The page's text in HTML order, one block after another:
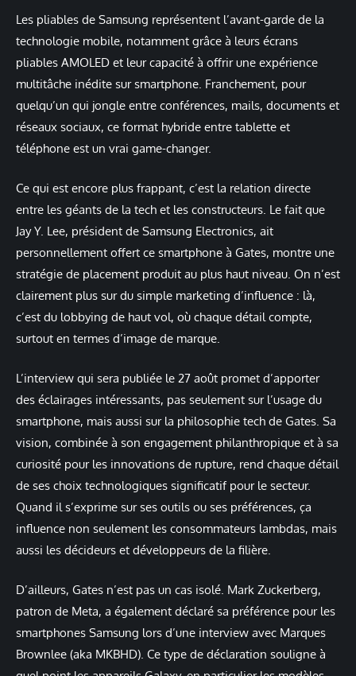
Les pliables de Samsung représentent l’avant-garde de la
technologie mobile, notamment grâce à leurs écrans
pliables AMOLED et leur capacité à offrir une expérience
multitâche inédite sur smartphone. Franchement, pour
quelqu’un qui jongle entre conférences, mails, documents et
réseaux sociaux, ce format hybride entre tablette et
téléphone est un vrai game-changer.
Ce qui est encore plus frappant, c’est la relation directe
entre les géants de la tech et les constructeurs. Le fait que
Jay Y. Lee, président de Samsung Electronics, ait
personnellement offert ce smartphone à Gates, montre une
stratégie de placement produit au plus haut niveau. On n’est
clairement plus sur du simple marketing d’influence : là,
c’est du lobbying de haut vol, où chaque détail compte,
surtout en termes d’image de marque.
L’interview qui sera publiée le 27 août promet d’apporter
des éclairages intéressants, pas seulement sur l’usage du
smartphone, mais aussi sur la philosophie tech de Gates. Sa
vision, combinée à son engagement philanthropique et à sa
curiosité pour les innovations de rupture, rend chaque détail
de ses choix technologiques significatif pour le secteur.
Quand il s’exprime sur ses outils ou ses préférences, ça
influence non seulement les consommateurs lambdas, mais
aussi les décideurs et développeurs de la filière.
D’ailleurs, Gates n’est pas un cas isolé. Mark Zuckerberg,
patron de Meta, a également déclaré sa préférence pour les
smartphones Samsung lors d’une interview avec Marques
Brownlee (aka MKBHD). Ce type de déclaration souligne à